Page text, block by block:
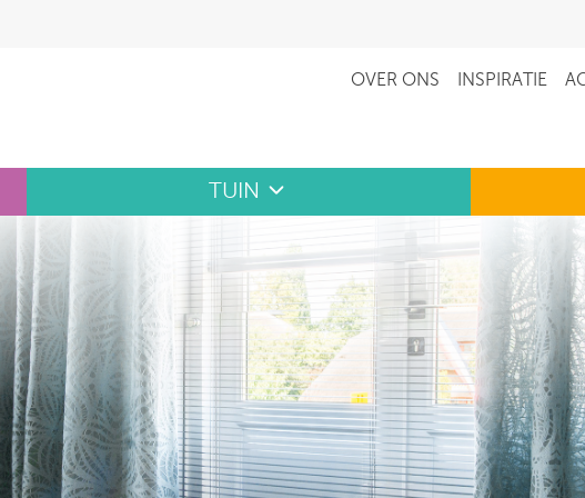
OVER ONS INSPIRATIE
TUIN